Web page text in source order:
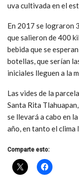
uva cultivada en el
En 2017 se lograron
que salieron de 400
bebida que se
botellas, que serían
iniciales lleguen a la
Las vides de la
Santa Rita
se llevará a cabo en
año, en tanto el clima
Comparte esto: